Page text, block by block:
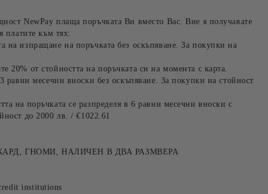
NewPay плаща поръчката Ви вместо Вас. Вие я получавате
платите към тях:
на изпращане на поръчката без оскъпяване. За покупки на
20% от стойността на поръчката си на момента с карта.
равни месечни вноски без оскъпяване. За покупки на стойност
на поръчката се разпределя в 6 равни месечни вноски с
до 2000 лв. / €1022.61
ГНОМИ, НАЛИЧЕН В ДВА РАЗМВЕРА
institutions